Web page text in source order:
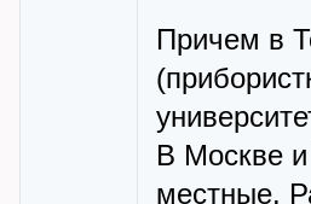
Причем в
В Москве
местные.